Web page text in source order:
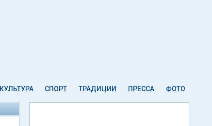
КУЛЬТУРА СПОРТ ТРАДИЦИИ ПРЕССА ФОТО